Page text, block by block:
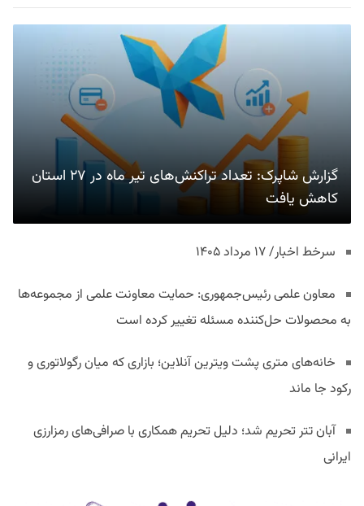
گزارش شاپرک: تعداد تراکنش‌های تیر ماه در ۲۷ استان‌
کاهش یافت
سرخط اخبار/ ۱۷ مرداد ۱۴۰۵
معاون علمی رئیس‌جمهوری: حمایت معاونت علمی از مجموعه‌ها
به محصولات حل‌کننده مسئله تغییر کرده است
خانه‌های متری پشت ویترین آنلاین؛ بازاری که میان رگولاتوری و
رکود جا ماند
آبان تتر تحریم شد؛ دلیل تحریم همکاری با صرافی‌های رمزارزی
ایرانی